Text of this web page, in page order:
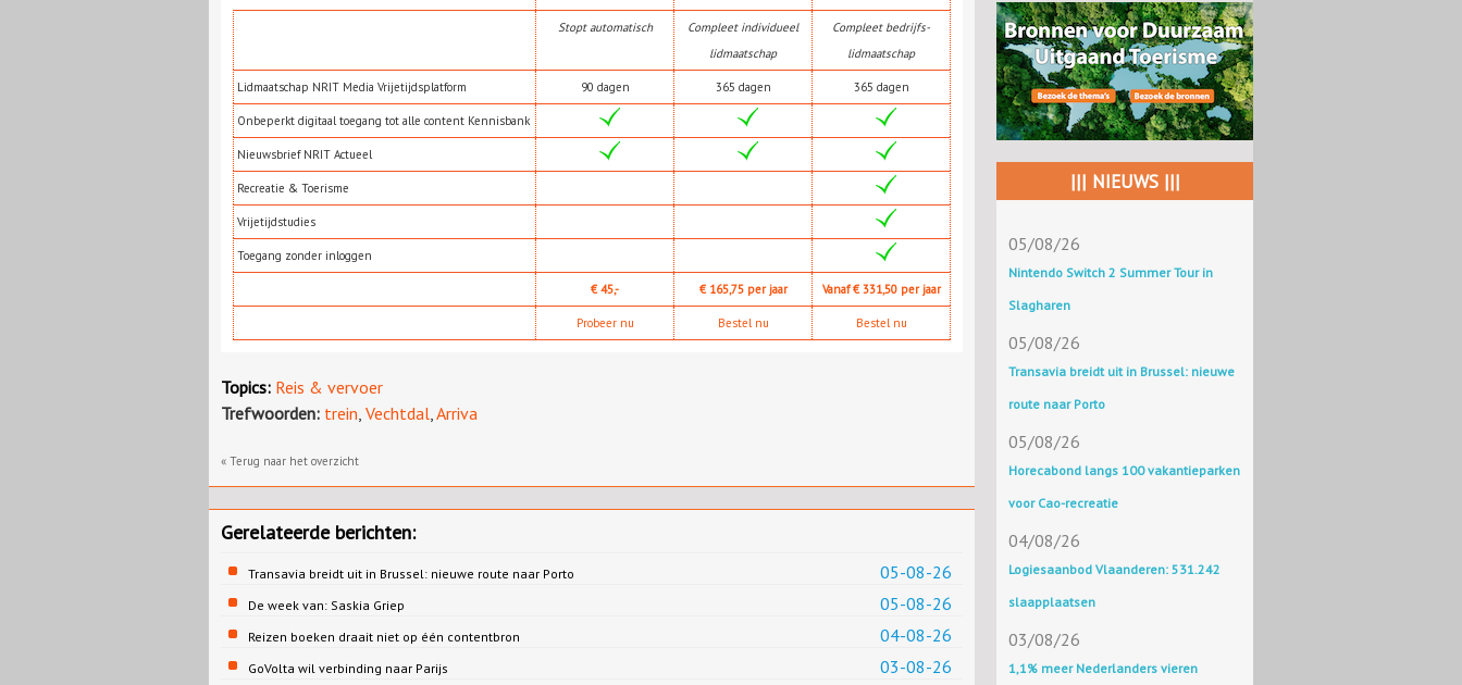
Stopt automatisch
Compleet individueel
lidmaatschap
Compleet bedrijfs-
lidmaatschap
Lidmaatschap NRIT Media Vrijetijdsplatform 90 dagen 365 dagen 365 dagen
Onbeperkt digitaal toegang tot alle content Kennisbank
Nieuwsbrief NRIT Actueel
Recreatie & Toerisme
Vrijetijdstudies
Toegang zonder inloggen
€ 45,- € 165,75 per jaar Vanaf € 331,50 per jaar
Probeer nu Bestel nu Bestel nu
Topics: Reis & vervoer
Trefwoorden: trein Vechtdal Arriva
« Terug naar het overzicht
Gerelateerde berichten:
05-08-26
Transavia breidt uit in Brussel: nieuwe route naar Porto
05-08-26
De week van: Saskia Griep
04-08-26
Reizen boeken draait niet op één contentbron
03-08-26
GoVolta wil verbinding naar Parijs
||| NIEUWS |||
05/08/26
Nintendo Switch 2 Summer Tour in
Slagharen
05/08/26
Transavia breidt uit in Brussel: nieuwe
route naar Porto
05/08/26
Horecabond langs 100 vakantieparken
voor Cao-recreatie
04/08/26
Logiesaanbod Vlaanderen: 531.242
slaapplaatsen
03/08/26
1,1% meer Nederlanders vieren